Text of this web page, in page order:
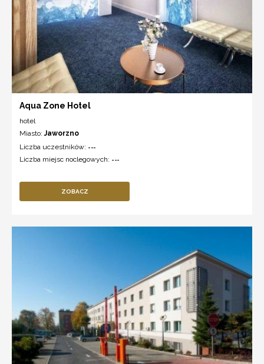
Aqua Zone Hotel
hotel
Miasto:Jaworzno
Liczba uczestników: ---
Liczba miejsc noclegowych: ---
ZOBACZ